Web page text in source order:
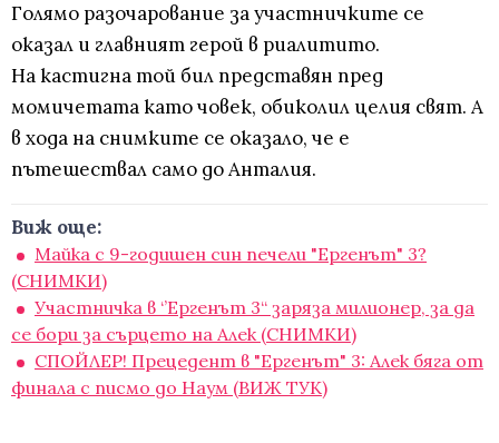
Голямо разочарование за участничките се
оказал и главният герой в риалитито.
На кастигна той бил представян пред
момичетата като човек, обиколил целия свят. А
в хода на снимките се оказало, че е
пътешествал само до Анталия.
Виж още:
Майка с 9-годишен син печели "Ергенът" 3?
(СНИМКИ)
Участничка в ‘’Ергенът 3“ заряза милионер, за да
се бори за сърцето на Алек (СНИМКИ)
СПОЙЛЕР! Прецедент в "Ергенът" 3: Алек бяга от
финала с писмо до Наум (ВИЖ ТУК)